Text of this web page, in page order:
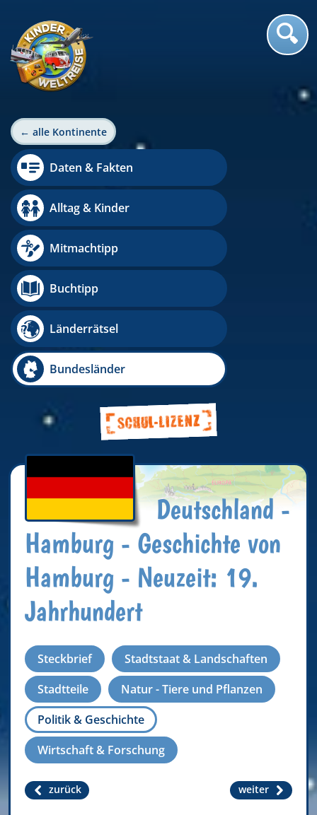
← alle Kontinente
Daten & Fakten
Alltag & Kinder
Mitmachtipp
Buchtipp
Länderrätsel
Bundesländer
Deutschland -
Hamburg - Geschichte von
Hamburg - Neuzeit: 19.
Jahrhundert
Steckbrief
Stadtstaat & Landschaften
Stadtteile
Natur - Tiere und Pflanzen
Politik & Geschichte
Wirtschaft & Forschung
zurück weiter